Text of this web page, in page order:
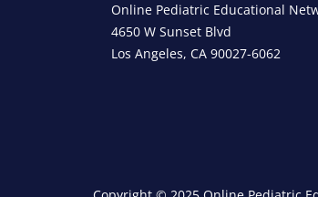
Online Pediatric Educational
4650 W Sunset Blvd
Los Angeles, CA 90027-6062